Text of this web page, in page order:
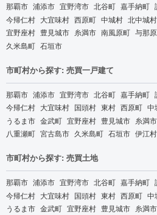
那覇市 浦添市 宜野湾市 北谷町 嘉手納町
今帰仁村 大宜味村 西原町 中城村 北中城村
宜野座村 豊見城市 糸満市 南風原町 与那
久米島町 石垣市
市町村から探す: 売買一戸建て
那覇市 浦添市 宜野湾市 北谷町 嘉手納町
今帰仁村 大宜味村 国頭村 東村 西原町 中
うるま市 金武町 宜野座村 豊見城市 糸満市
八重瀬町 宮古島市 久米島町 石垣市 伊江村
市町村から探す: 売買土地
那覇市 浦添市 宜野湾市 北谷町 嘉手納町
今帰仁村 大宜味村 国頭村 東村 西原町 中
うるま市 金武町 宜野座村 豊見城市 糸満市